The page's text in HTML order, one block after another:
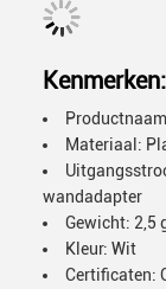
Kenmerken:
Materiaal:
wandadapter
Gewicht: 2,5
Kleur: Wit
Certificaten: